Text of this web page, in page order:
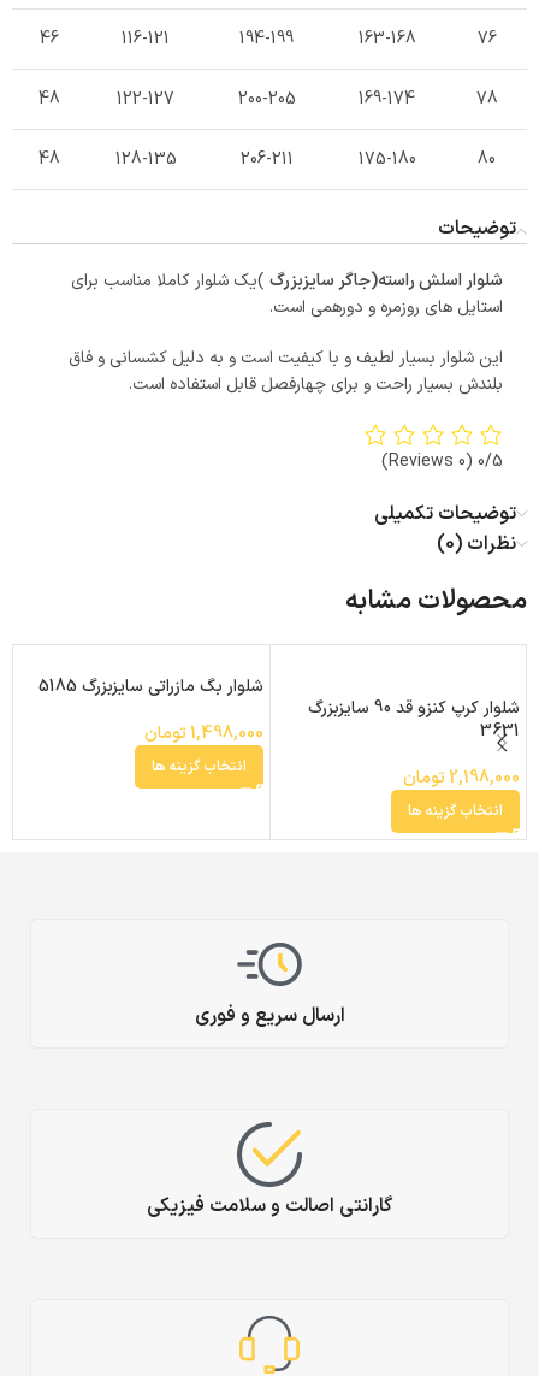
76
163-168
194-199
116-121
46
78
169-174
200-205
122-127
48
80
175-180
206-211
128-135
48
توضیحات
شلوار اسلش راسته(جاگر سایزبزرگ )یک شلوار کاملا مناسب برای
استایل های روزمره و دورهمی است.
این شلوار بسیار لطیف و با کیفیت است و به دلیل کشسانی و فاق
بلندش بسیار راحت و برای چهارفصل قابل استفاده است.
0/5
(0 Reviews)
توضیحات تکمیلی
نظرات (0)
محصولات مشابه
شلوار کرپ کنزو قد 90 سایزبزرگ
3631
2,198,000تومان
انتخاب گزینه ها
شلوار بگ مازراتی سایزبزرگ 5185
1,498,000تومان
انتخاب گزینه ها
ارسال سریع و فوری
گارانتی اصالت و سلامت فیزیکی